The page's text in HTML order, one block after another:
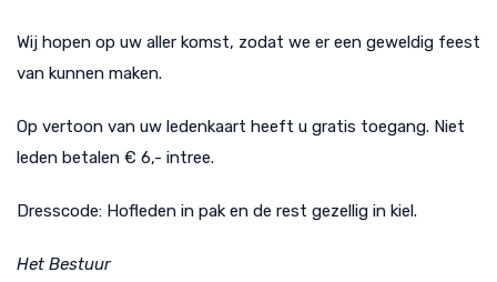
Wij hopen op uw aller komst, zodat we er een geweldig feest
van kunnen maken.
Op vertoon van uw ledenkaart heeft u gratis toegang. Niet
leden betalen € 6,- intree.
Dresscode: Hofleden in pak en de rest gezellig in kiel.
Het Bestuur